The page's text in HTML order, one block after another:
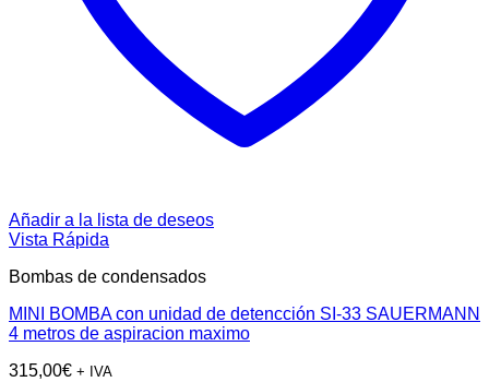
Añadir a la lista de deseos
Vista Rápida
Bombas de condensados
MINI BOMBA con unidad de detencción SI-33 SAUERMANN
4 metros de aspiracion maximo
315,00€ + IVA